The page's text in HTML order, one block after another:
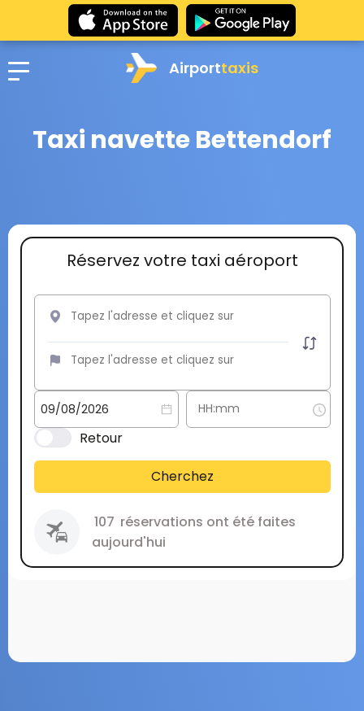
Airporttaxis
Taxi navette Bettendorf
Réservez votre taxi aéroport
Retour
Cherchez
107 réservations ont été faites
aujourd'hui